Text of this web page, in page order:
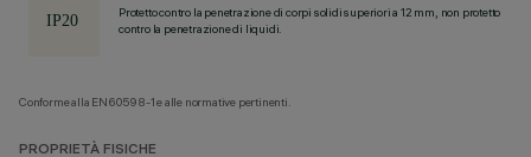
Protetto contro la penetrazione di corpi solidi superiori a 12 mm, non protetto
contro la penetrazione di liquidi.
Conforme alla EN60598-1 e alle normative pertinenti.
PROPRIETÀ FISICHE